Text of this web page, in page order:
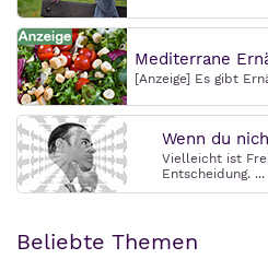
Mediterrane
[Anzeige] Es gibt
Wenn du
Vielleicht ist
Entscheidung. ...
Beliebte Themen